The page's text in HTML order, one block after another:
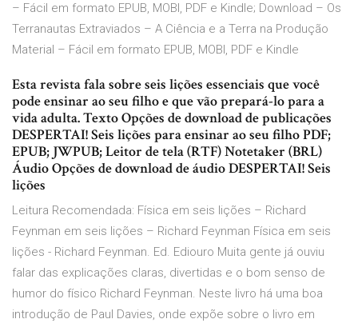
– Fácil em formato EPUB, MOBI, PDF e Kindle; Download – Os
Terranautas Extraviados – A Ciência e a Terra na Produção
Material – Fácil em formato EPUB, MOBI, PDF e Kindle
Esta revista fala sobre seis lições essenciais que você
pode ensinar ao seu filho e que vão prepará-lo para a
vida adulta. Texto Opções de download de publicações
DESPERTAI! Seis lições para ensinar ao seu filho PDF;
EPUB; JWPUB; Leitor de tela (RTF) Notetaker (BRL)
Áudio Opções de download de áudio DESPERTAI! Seis
lições
Leitura Recomendada: Física em seis lições – Richard
Feynman em seis lições – Richard Feynman Física em seis
lições - Richard Feynman. Ed. Ediouro Muita gente já ouviu
falar das explicações claras, divertidas e o bom senso de
humor do físico Richard Feynman. Neste livro há uma boa
introdução de Paul Davies, onde expõe sobre o livro em